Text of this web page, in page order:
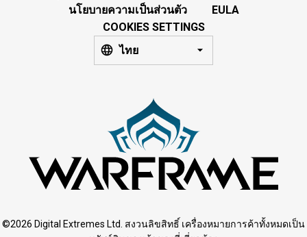
นโยบายความเป็นส่วนตัว
EULA
COOKIES SETTINGS
ไทย
©2026 Digital Extremes Ltd. สงวนลิขสิทธิ์ เครื่องหมายการค้าทั้งหมดเป็น